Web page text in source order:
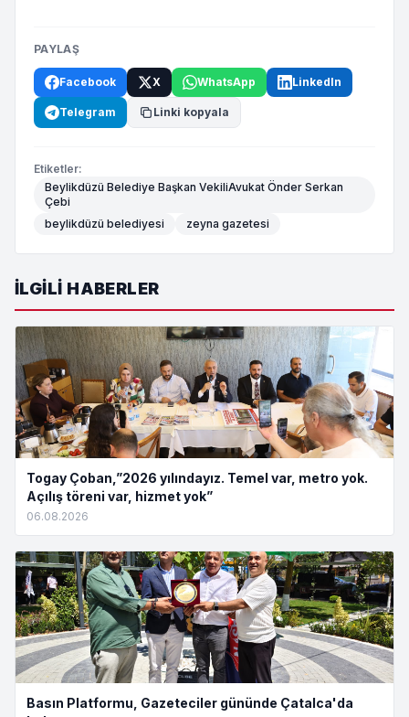
PAYLAŞ
Facebook X WhatsApp LinkedIn
Telegram Linki kopyala
Etiketler:
Beylikdüzü Belediye Başkan VekiliAvukat Önder Serkan
Çebi
beylikdüzü belediyesi
zeyna gazetesi
İLGILI HABERLER
Togay Çoban,”2026 yılındayız. Temel var, metro yok.
Açılış töreni var, hizmet yok”
06.08.2026
Basın Platformu, Gazeteciler gününde Çatalca'da